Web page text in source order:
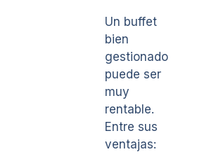
Un buffet
bien
gestionado
puede ser
muy
rentable.
Entre sus
ventajas: